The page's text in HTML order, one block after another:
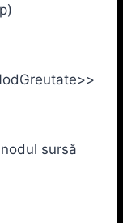
sursă